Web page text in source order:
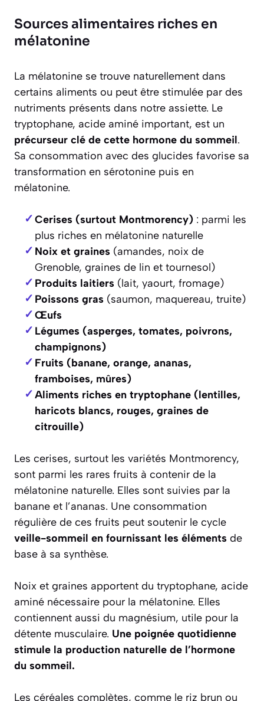
Sources alimentaires riches en
mélatonine
La mélatonine se trouve naturellement dans
certains aliments ou peut être stimulée par des
nutriments présents dans notre assiette. Le
tryptophane, acide aminé important, est un
précurseur clé de cette hormone du sommeil.
Sa consommation avec des glucides favorise sa
transformation en sérotonine puis en
mélatonine.
Cerises (surtout Montmorency): parmi les
plus riches en mélatonine naturelle
Noix et graines (amandes, noix de
Grenoble, graines de lin et tournesol)
Produits laitiers (lait, yaourt, fromage)
Poissons gras (saumon, maquereau, truite)
Œufs
Légumes (asperges, tomates, poivrons,
champignons)
Fruits (banane, orange, ananas,
framboises, mûres)
Aliments riches en tryptophane(lentilles,
haricots blancs, rouges, graines de
citrouille)
Les cerises, surtout les variétés Montmorency,
sont parmi les rares fruits à contenir de la
mélatonine naturelle. Elles sont suivies par la
banane et l’ananas. Une consommation
régulière de ces fruits peut soutenir le cycle
veille-sommeil en fournissant les éléments de
base à sa synthèse.
Noix et graines apportent du tryptophane, acide
aminé nécessaire pour la mélatonine. Elles
contiennent aussi du magnésium, utile pour la
détente musculaire. Une poignée quotidienne
stimule la production naturelle de l’hormone
du sommeil.
Les céréales complètes, comme le riz brun ou